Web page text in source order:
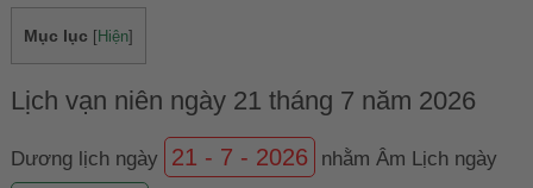
Mục lục Hiện]
Lịch vạn niên ngày 21 tháng 7 năm 2026
Dương lịch ngày 21 - 7 - 2026 nhằm Âm Lịch ngày